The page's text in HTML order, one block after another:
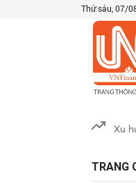
Thứ sáu, 07/
Xu
TRANG